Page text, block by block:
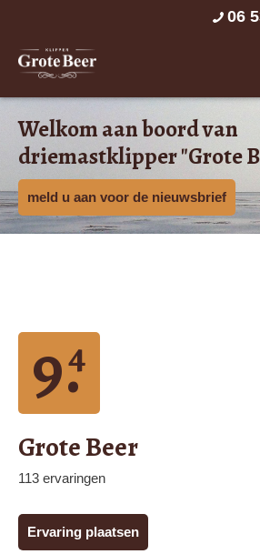
06
Welkom aan boord van
driemastklipper "Grote
meld u aan voor de nieuwsbrief
9.
4
Grote Beer
113 ervaringen
Ervaring plaatsen